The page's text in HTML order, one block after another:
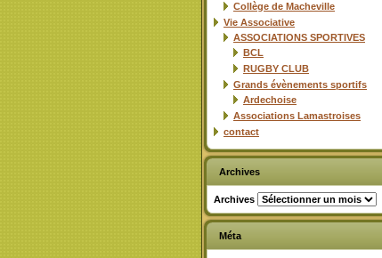
Collège de Macheville
Vie Associative
ASSOCIATIONS SPORTIVES
BCL
RUGBY CLUB
Grands évènements sportifs
Ardechoise
Associations Lamastroises
contact
Archives
Archives
Méta